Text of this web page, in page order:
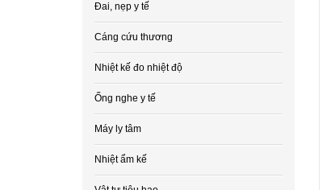
Đai, nẹp y tế
Cáng cứu thương
Nhiệt kế đo nhiệt độ
Ống nghe y tế
Máy ly tâm
Nhiệt ẩm kế